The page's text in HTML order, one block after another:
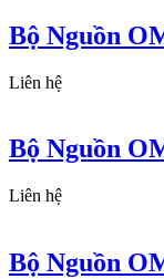
Bộ Nguồn
Liên hệ
Bộ Nguồn
Liên hệ
Bộ Nguồn